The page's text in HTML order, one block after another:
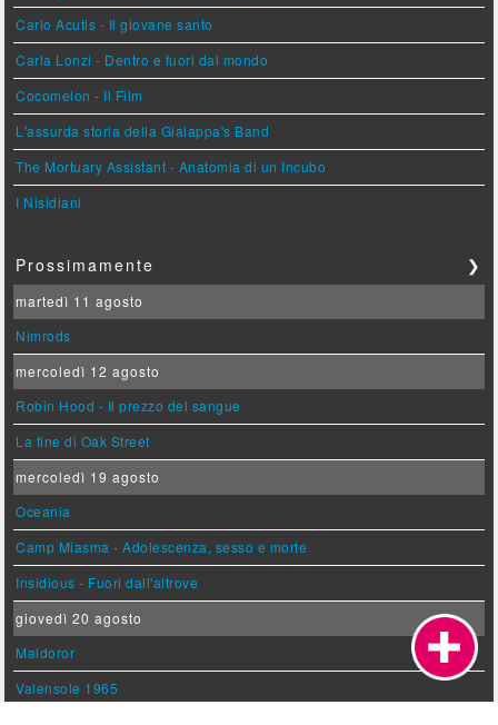
Carlo Acutis - Il giovane santo
Carla Lonzi - Dentro e fuori dal mondo
Cocomelon - Il Film
L'assurda storia della Gialappa's Band
The Mortuary Assistant - Anatomia di un Incubo
I Nisidiani
Prossimamente ❯
martedì 11 agosto
Nimrods
mercoledì 12 agosto
Robin Hood - Il prezzo del sangue
La fine di Oak Street
mercoledì 19 agosto
Oceania
Camp Miasma - Adolescenza, sesso e morte
Insidious - Fuori dall'altrove
giovedì 20 agosto
Maldoror
Valensole 1965